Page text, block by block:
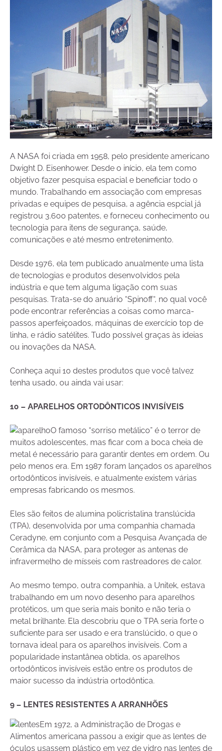
A NASA foi criada em 1958, pelo presidente americano
Dwight D. Eisenhower. Desde o início, ela tem como
objetivo fazer pesquisa espacial e beneficiar todo o
mundo. Trabalhando em associação com empresas
privadas e equipes de pesquisa, a agência espcial já
registrou 3.600 patentes, e forneceu conhecimento ou
tecnologia para itens de segurança, saúde,
comunicações e até mesmo entretenimento.
Desde 1976, ela tem publicado anualmente uma lista
de tecnologias e produtos desenvolvidos pela
indústria e que tem alguma ligação com suas
pesquisas. Trata-se do anuário “Spinoff“, no qual você
pode encontrar referências a coisas como marca-
passos aperfeiçoados, máquinas de exercício top de
linha, e rádio satélites. Tudo possível graças às ideias
ou inovações da NASA.
Conheça aqui 10 destes produtos que você talvez
tenha usado, ou ainda vai usar:
10 – APARELHOS ORTODÔNTICOS INVISÍVEIS
O famoso “sorriso metálico” é o terror de
muitos adolescentes, mas ficar com a boca cheia de
metal é necessário para garantir dentes em ordem. Ou
pelo menos era. Em 1987 foram lançados os aparelhos
ortodônticos invisíveis, e atualmente existem várias
empresas fabricando os mesmos.
Eles são feitos de alumina policristalina translúcida
(TPA), desenvolvida por uma companhia chamada
Ceradyne, em conjunto com a Pesquisa Avançada de
Cerâmica da NASA, para proteger as antenas de
infravermelho de mísseis com rastreadores de calor.
Ao mesmo tempo, outra companhia, a Unitek, estava
trabalhando em um novo desenho para aparelhos
protéticos, um que seria mais bonito e não teria o
metal brilhante. Ela descobriu que o TPA seria forte o
suficiente para ser usado e era translúcido, o que o
tornava ideal para os aparelhos invisíveis. Com a
popularidade instantânea obtida, os aparelhos
ortodônticos invisíveis estão entre os produtos de
maior sucesso da indústria ortodôntica.
9 – LENTES RESISTENTES A ARRANHÕES
Em 1972, a Administração de Drogas e
Alimentos americana passou a exigir que as lentes de
óculos usassem plástico em vez de vidro nas lentes de